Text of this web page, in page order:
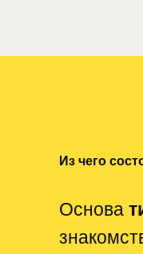
Основа
Из чего